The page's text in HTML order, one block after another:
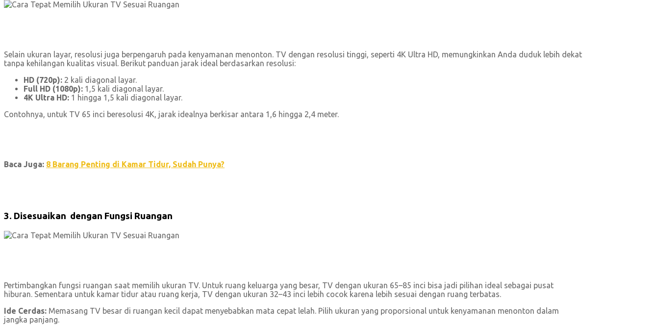
Selain ukuran layar, resolusi juga berpengaruh pada kenyamanan menonton. TV dengan resolusi tinggi, seperti 4K Ultra HD, memungkinkan Anda duduk lebih dekat
tanpa kehilangan kualitas visual. Berikut panduan jarak ideal berdasarkan resolusi:
HD (720p): 2 kali diagonal layar.
Full HD (1080p): 1,5 kali diagonal layar.
4K Ultra HD: 1 hingga 1,5 kali diagonal layar.
Contohnya, untuk TV 65 inci beresolusi 4K, jarak idealnya berkisar antara 1,6 hingga 2,4 meter.
Baca Juga: 8 Barang Penting di Kamar Tidur, Sudah Punya?
3. Disesuaikan dengan Fungsi Ruangan
Pertimbangkan fungsi ruangan saat memilih ukuran TV. Untuk ruang keluarga yang besar, TV dengan ukuran 65–85 inci bisa jadi pilihan ideal sebagai pusat
hiburan. Sementara untuk kamar tidur atau ruang kerja, TV dengan ukuran 32–43 inci lebih cocok karena lebih sesuai dengan ruang terbatas.
Ide Cerdas: Memasang TV besar di ruangan kecil dapat menyebabkan mata cepat lelah. Pilih ukuran yang proporsional untuk kenyamanan menonton dalam
jangka panjang.